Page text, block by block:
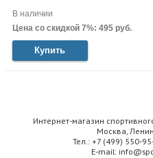
В наличии
Цена со скидкой 7%: 495 руб.
Купить
Интернет-магазин
Москва,
Тел.: +7 (499) 550-
E-mail: